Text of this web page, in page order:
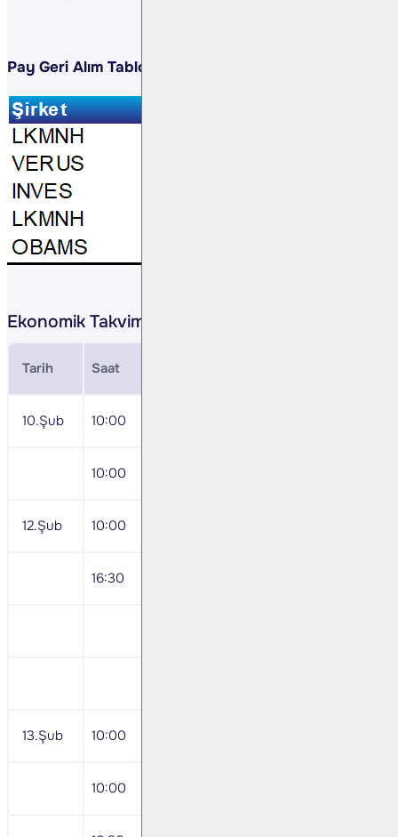
Pay Geri Alım Tablosu
Ekonomik Takvim
Tarih Saat
10.Şub 10:00
10:00
12.Şub 10:00
16:30
13.Şub 10:00
10:00